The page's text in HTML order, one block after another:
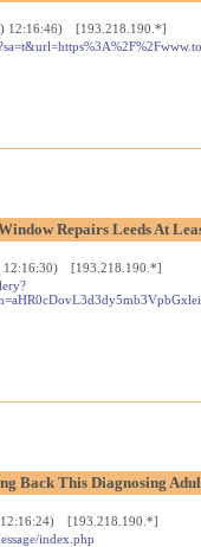
12:16:46) [193.218.190.*]
Repairs Leeds At
12:16:30) [193.218.190.*]
Back This Diagnosing
12:16:24) [193.218.190.*]
index.php